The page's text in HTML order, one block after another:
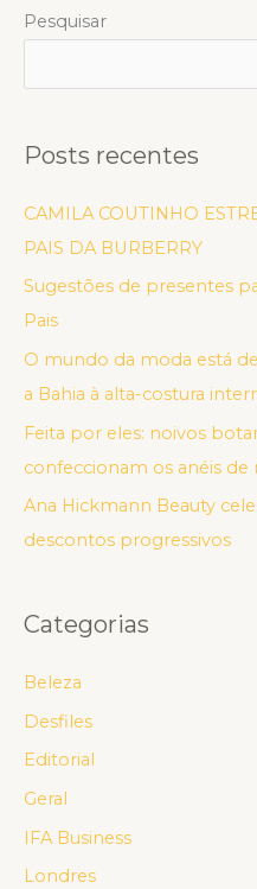
Pesquisar
Posts recentes
CAMILA COUTINHO
PAIS DA BURBERRY
Sugestões de presentes
Pais
O mundo da moda está
a Bahia à alta-costura
Feita por eles: noivos
confeccionam os anéis de
Ana Hickmann Beauty
descontos progressivos
Categorias
Beleza
Desfiles
Editorial
Geral
IFA Business
Londres